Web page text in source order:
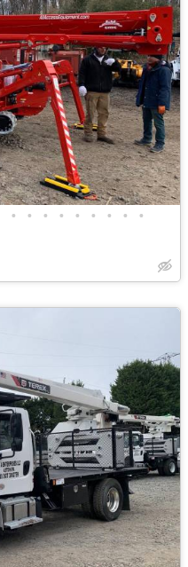
• • • • • • • • •